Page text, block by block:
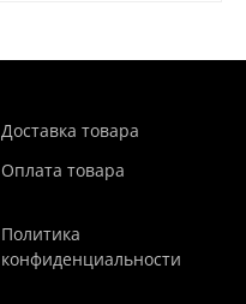
Доставка товара
Оплата товара
Политика
конфиденциальности